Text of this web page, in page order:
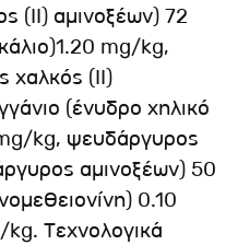
(II) αμινοξέων) 72
mg/kg,
χαλκός (II)
(ένυδρο χηλικό
kg, ψευδάργυρος
αμινοξέων) 50
0.10
Τεχνολογικά